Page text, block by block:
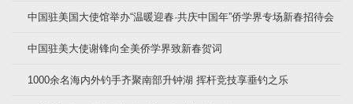
中国驻美国大使馆举办“温暖迎春·共庆中国年”侨学界专场新春招待会
中国驻美大使谢锋向全美侨学界致新春贺词
1000余名海内外钓手齐聚南部升钟湖 挥杆竞技享垂钓之乐